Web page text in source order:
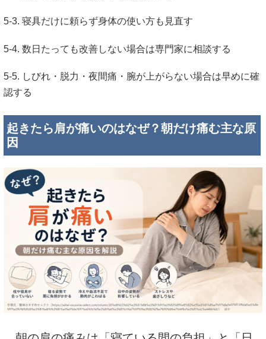
5-3. 寝具だけに頼らず身体の使い方も見直す
5-4. 数日たっても改善しない場合は専門家に相談する
5-5. しびれ・脱力・夜間痛・腕が上がらない場合は早めに確
認する
起きたら肩が痛いのはなぜ？朝だけ痛む主な原
因